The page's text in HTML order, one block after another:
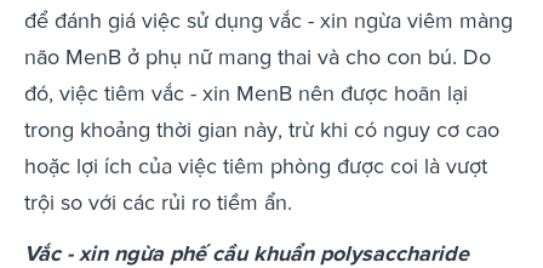
để đánh giá việc sử dụng vắc - xin ngừa viêm màng
não MenB ở phụ nữ mang thai và cho con bú. Do
đó, việc tiêm vắc - xin MenB nên được hoãn lại
trong khoảng thời gian này, trừ khi có nguy cơ cao
hoặc lợi ích của việc tiêm phòng được coi là vượt
trội so với các rủi ro tiềm ẩn.
Vắc - xin ngừa phế cầu khuẩn polysaccharide